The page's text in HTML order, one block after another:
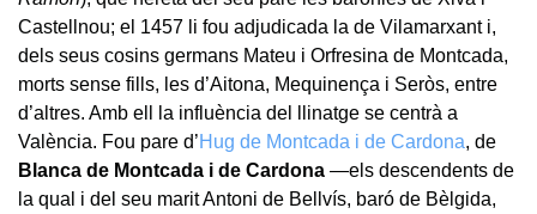
Castellnou; el 1457 li fou adjudicada la de Vilamarxant i,
dels seus cosins germans Mateu i Orfresina de Montcada,
morts sense fills, les d’Aitona, Mequinença i Seròs, entre
d’altres. Amb ell la influència del llinatge se centrà a
València. Fou pare d’Hug de Montcada i de Cardona, de
Blanca de Montcada i de Cardona —els descendents de
la qual i del seu marit Antoni de Bellvís, baró de Bèlgida,